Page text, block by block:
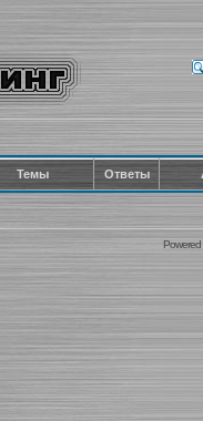
Темы Ответы